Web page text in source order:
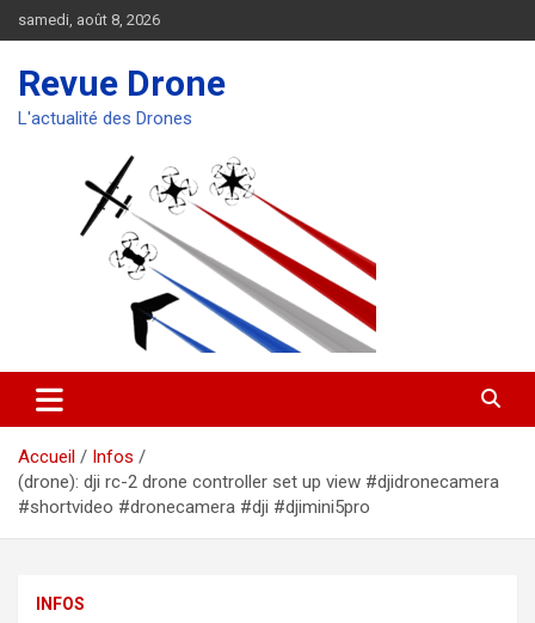
au
samedi, août 8, 2026
Revue Drone
L'actualité des Drones
Accueil
Infos
(drone): dji rc-2 drone controller set up view #djidronecamera
#shortvideo #dronecamera #dji #djimini5pro
INFOS